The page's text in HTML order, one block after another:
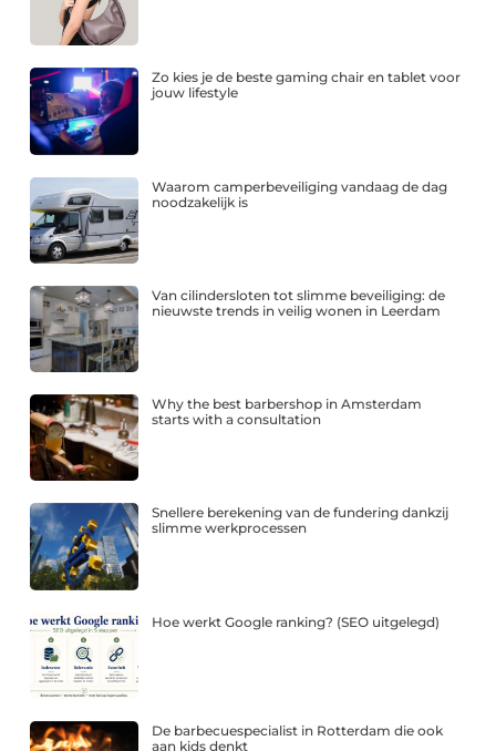
Zo kies je de beste gaming chair en tablet voor
jouw lifestyle
Waarom camperbeveiliging vandaag de dag
noodzakelijk is
Van cilindersloten tot slimme beveiliging: de
nieuwste trends in veilig wonen in Leerdam
Why the best barbershop in Amsterdam
starts with a consultation
Snellere berekening van de fundering dankzij
slimme werkprocessen
Hoe werkt Google ranking? (SEO uitgelegd)
De barbecuespecialist in Rotterdam die ook
aan kids denkt